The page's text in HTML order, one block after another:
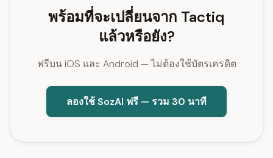
พร้อมที่จะเปลี่ยนจาก Tactiq
แล้วหรือยัง?
ฟรีบน iOS และ Android — ไม่ต้องใช้บัตรเครดิต
ลองใช้ SozAI ฟรี — รวม 30 นาที